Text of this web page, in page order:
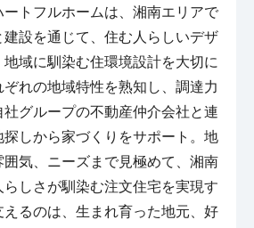
ートフルホームは、湘南エリアで
設を通じて、住む人らしいデザ
域に馴染む住環境設計を大切に
れの地域特性を熟知し、調達力
グループの不動産仲介会社と連
しから家づくりをサポート。地
気、ニーズまで見極めて、湘南
しさが馴染む注文住宅を実現す
えるのは、生まれ育った地元、好